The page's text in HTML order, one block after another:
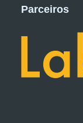
Parceiros